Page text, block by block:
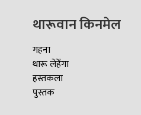
थारूवान किनमेल
गहना
थारू लेहेँगा
हस्तकला
पुस्तक